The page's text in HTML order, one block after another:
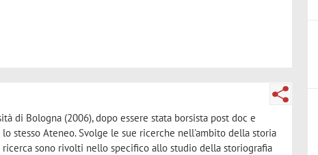
di Bologna (2006), dopo essere stata borsista post doc e
lo stesso Ateneo. Svolge le sue ricerche nell'ambito della storia
sono rivolti nello specifico allo studio della storiografia